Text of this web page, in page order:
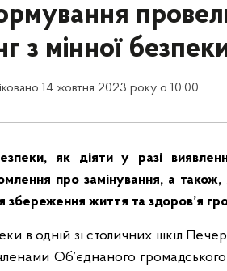
з мінної
14 жовтня 2023 року о 10:00
як діяти у разі
про замінування, а
життя та здоров’я
в одній зі столичних шкіл
членами Об’єднаного